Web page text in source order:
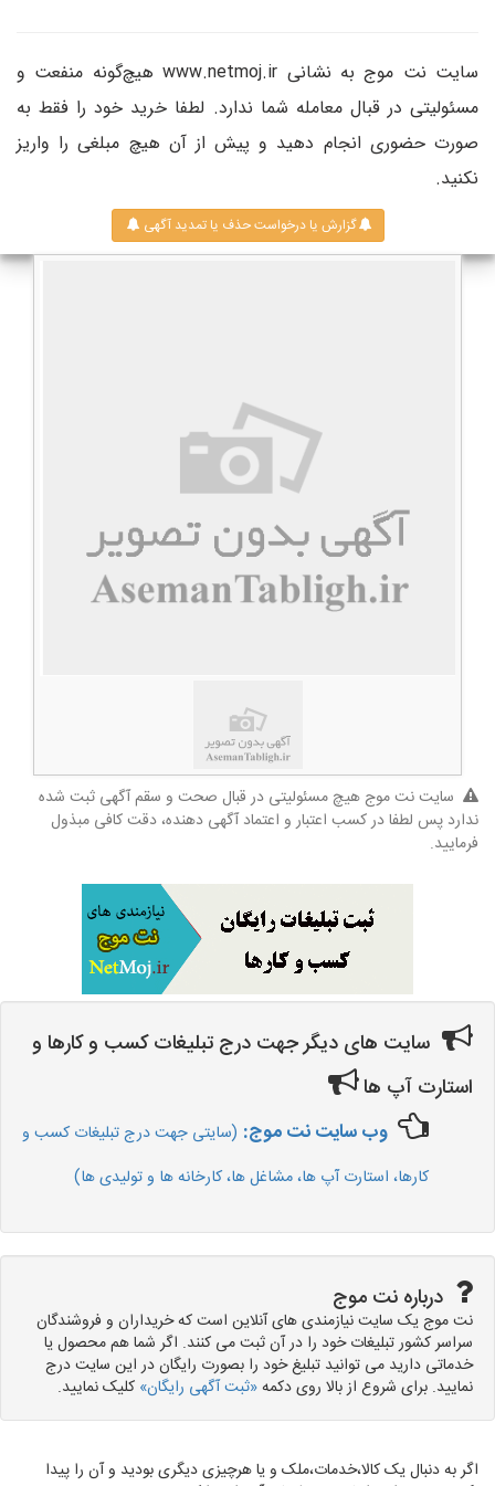
سایت نت موج به نشانی www.netmoj.ir هیچ‌گونه منفعت و
مسئولیتی در قبال معامله شما ندارد. لطفا خرید خود را فقط به
صورت حضوری انجام دهید و پیش از آن هیچ مبلغی را واریز
نکنید.
گزارش یا درخواست حذف یا تمدید آگهی
سایت نت موج هیچ مسئولیتی در قبال صحت و سقم آگهی ثبت شده
ندارد پس لطفا در کسب اعتبار و اعتماد آگهی دهنده، دقت کافی مبذول
فرمایید.
سایت های دیگر جهت درج تبلیغات کسب و کارها و
استارت آپ ها
وب سایت نت موج: (سایتی جهت درج تبلیغات کسب و
کارها، استارت آپ ها، مشاغل ها، کارخانه ها و تولیدی ها)
درباره نت موج
نت موج یک سایت نیازمندی های آنلاین است که خریداران و فروشندگان
سراسر کشور تبلیغات خود را در آن ثبت می کنند. اگر شما هم محصول یا
خدماتی دارید می توانید تبلیغ خود را بصورت رایگان در این سایت درج
نمایید. برای شروع از بالا روی دکمه«ثبت آگهی رایگان» کلیک نمایید.
اگر به دنبال یک کالا،خدمات،ملک و یا هرچیزی دیگری بودید و آن را پیدا